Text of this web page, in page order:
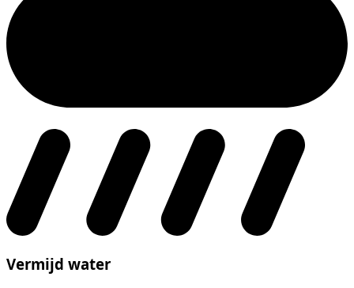
Vermijd water